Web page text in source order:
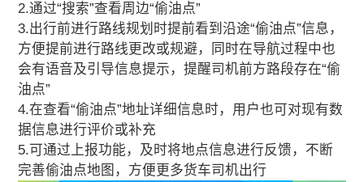
2.通过“搜索”查看周边“偷油点”
3.出行前进行路线规划时提前看到沿途“偷油点”信息，
方便提前进行路线更改或规避，同时在导航过程中也
会有语音及引导信息提示，提醒司机前方路段存在“偷
油点”
4.在查看“偷油点”地址详细信息时，用户也可对现有数
据信息进行评价或补充
5.可通过上报功能，及时将地点信息进行反馈，不断
完善偷油点地图，方便更多货车司机出行